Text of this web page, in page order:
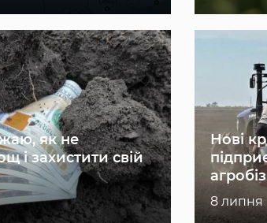
як не
і захистити свій
Нові
8 липня